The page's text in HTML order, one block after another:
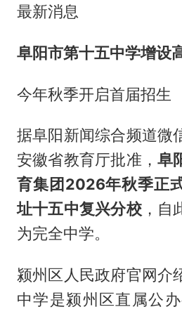
最新消息
阜阳市第十五中学增设
今年秋季开启首届招生
据阜阳新闻综合频道微
安徽省教育厅批准，阜
育集团2026年秋季正
址十五中复兴分校，自
为完全中学。
颍州区人民政府官网介
中学是颍州区直属公